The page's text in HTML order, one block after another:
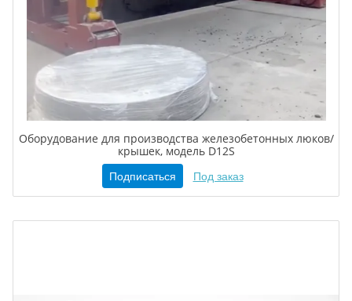
Оборудование для производства железобетонных люков/
крышек, модель D12S
Подписаться Под заказ